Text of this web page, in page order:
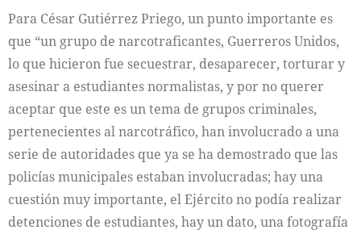
Para César Gutiérrez Priego, un punto importante es
que “un grupo de narcotraficantes, Guerreros Unidos,
lo que hicieron fue secuestrar, desaparecer, torturar y
asesinar a estudiantes normalistas, y por no querer
aceptar que este es un tema de grupos criminales,
pertenecientes al narcotráfico, han involucrado a una
serie de autoridades que ya se ha demostrado que las
policías municipales estaban involucradas; hay una
cuestión muy importante, el Ejército no podía realizar
detenciones de estudiantes, hay un dato, una fotografía